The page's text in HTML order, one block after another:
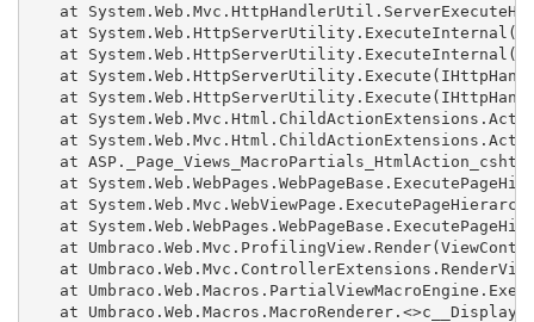
at
at
at
at
at
at
at
at
at
at
at
at
at
at
at